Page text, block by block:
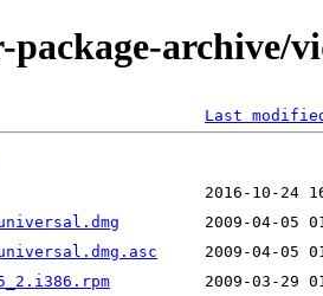
archive/
Last